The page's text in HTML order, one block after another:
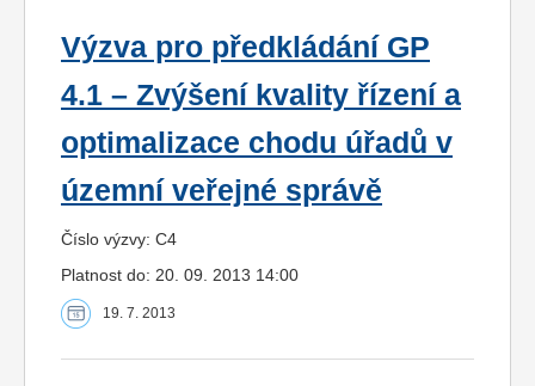
Výzva pro předkládání GP
4.1 – Zvýšení kvality řízení a
optimalizace chodu úřadů v
územní veřejné správě
Číslo výzvy: C4
Platnost do: 20. 09. 2013 14:00
19. 7. 2013